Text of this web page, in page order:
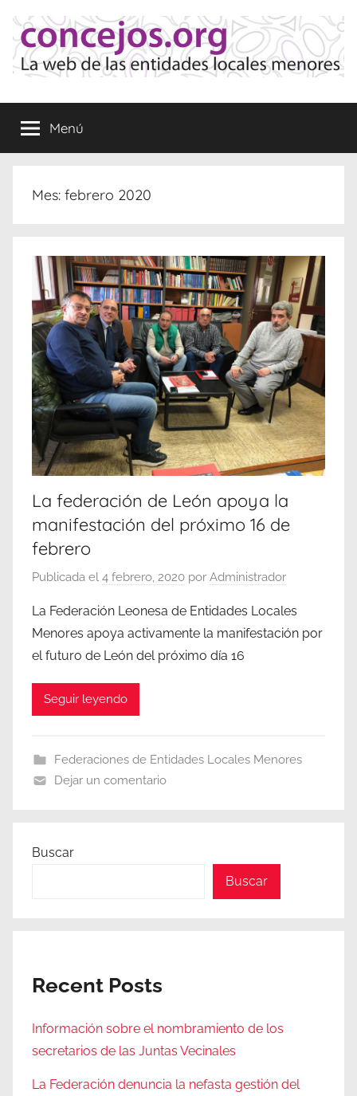
contenido
Concejos
de
las
Locales
Menú
Mes: febrero 2020
La federación de León apoya la
manifestación del próximo 16 de
febrero
Publicada el 4 febrero, 2020 por Administrador
La Federación Leonesa de Entidades Locales
Menores apoya activamente la manifestación por
el futuro de León del próximo día 16
Seguir leyendo
Federaciones de Entidades Locales Menores
Dejar un comentario
Buscar
Buscar
Recent Posts
Información sobre el nombramiento de los
secretarios de las Juntas Vecinales
La Federación denuncia la nefasta gestión del